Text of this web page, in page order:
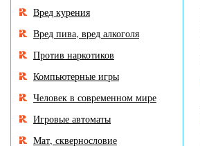
Вред курения
Вред пива, вред алкоголя
Против наркотиков
Компьютерные игры
Человек в современном мире
Игровые автоматы
Мат, сквернословие